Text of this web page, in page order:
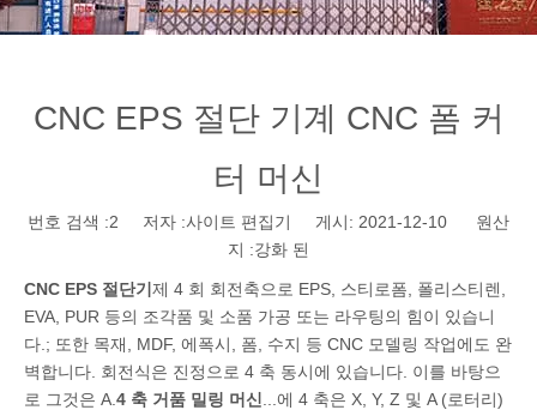
CNC EPS 절단 기계 CNC 폼 커
터 머신
번호 검색 :2 저자 :사이트 편집기 게시: 2021-12-10 원산
지 :강화 된
CNC EPS 절단기 제 4 회 회전축으로 EPS, 스티로폼, 폴리스티렌,
EVA, PUR 등의 조각품 및 소품 가공 또는 라우팅의 힘이 있습니
다.; 또한 목재, MDF, 에폭시, 폼, 수지 등 CNC 모델링 작업에도 완
벽합니다. 회전식은 진정으로 4 축 동시에 있습니다. 이를 바탕으
로 그것은 A. 4 축 거품 밀링 머신
...에 4 축은 X, Y, Z 및 A (로터리)